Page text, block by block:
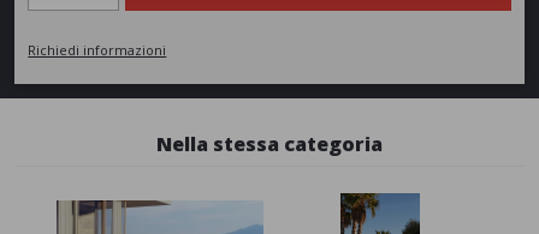
Richiedi informazioni
Nella stessa categoria